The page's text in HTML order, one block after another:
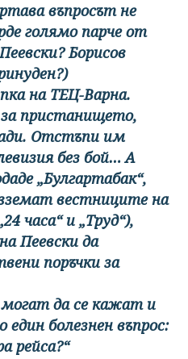
въпросът не
голямо парче от
Борисов
на ТЕЦ-Варна.
пристанището,
Отстъпи им
без бой… А
„Булгартабак“,
вестниците на
часа“ и „Труд“),
Пеевски да
поръчки за
да се кажат и
болезнен въпрос:
рейса?“